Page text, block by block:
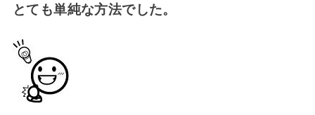
とても単純な方法でした。